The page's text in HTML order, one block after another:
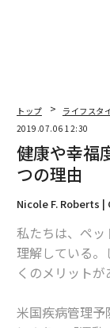
いわゆる「ペッ
場は世界的にも
も高い関心を集
連載：AI通信「
過去記事はこち
トップ ライフスタ
2019.07.06 12:30
健康や幸福
つの理由
Nicole F. Roberts
私たちは、ペ
理解している
くのメリットが
米国疾病管理予